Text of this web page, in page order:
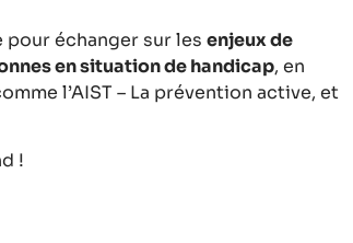
pour échanger sur les enjeux de
en situation de handicap, en
l’AIST – La prévention active, et
!